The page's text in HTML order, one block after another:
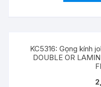
KC5316: Gọng kính
DOUBLE OR